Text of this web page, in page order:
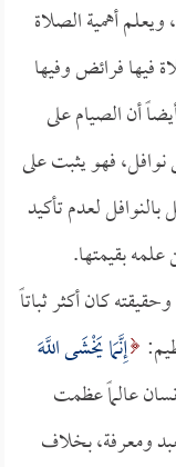
ويعلم أهمية الصلاة
فيها فرائض وفيها
أن الصيام على
فهو يثبت على
لعدم تأكيد
علمه بقيمتها.
كان أكثر ثباتاً
إِنَّمَا يَخْشَى اللَّهَ
الإنسان عالماً عظمت
ومعرفة، بخلاف